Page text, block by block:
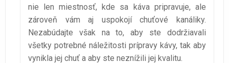
nie len miestnosť, kde sa káva pripravuje, ale
zároveň vám aj uspokojí chuťové kanáliky.
Nezabúdajte však na to, aby ste dodržiavali
všetky potrebné náležitosti prípravy kávy, tak aby
vynikla jej chuť a aby ste neznížili jej kvalitu.